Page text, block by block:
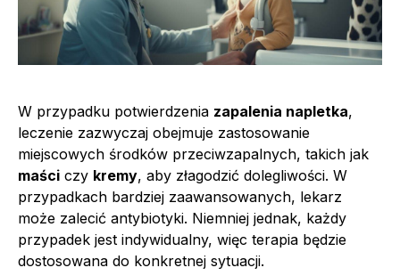
W przypadku potwierdzenia zapalenia napletka,
leczenie zazwyczaj obejmuje zastosowanie
miejscowych środków przeciwzapalnych, takich jak
maści czy kremy, aby złagodzić dolegliwości. W
przypadkach bardziej zaawansowanych, lekarz
może zalecić antybiotyki. Niemniej jednak, każdy
przypadek jest indywidualny, więc terapia będzie
dostosowana do konkretnej sytuacji.